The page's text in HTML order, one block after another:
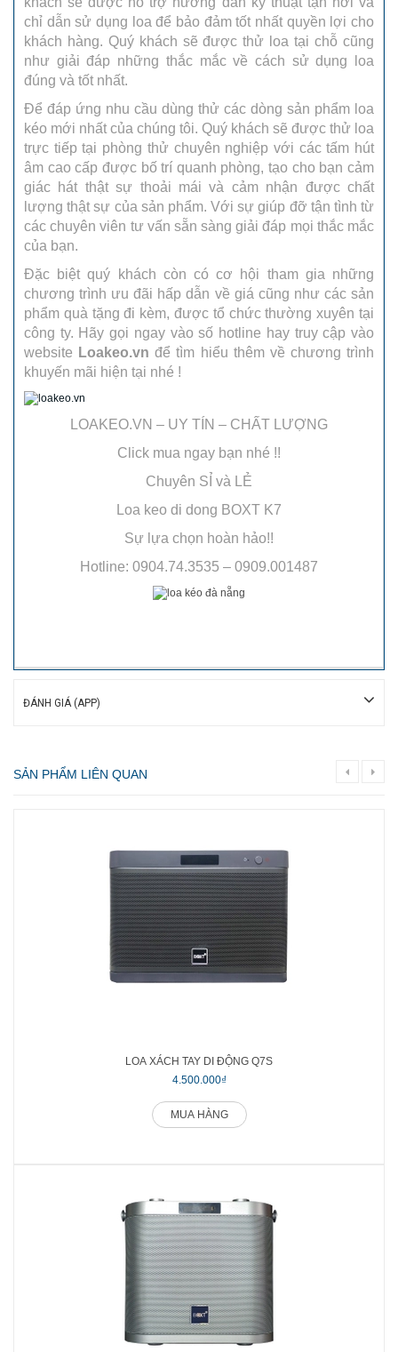
chỉ dẫn sử dụng loa để bảo đảm tốt nhất quyền lợi cho
khách hàng. Quý khách sẽ được thử loa tại chỗ cũng
như giải đáp những thắc mắc về cách sử dụng loa
đúng và tốt nhất.
Để đáp ứng nhu cầu dùng thử các dòng sản phẩm loa
kéo mới nhất của chúng tôi. Quý khách sẽ được thử loa
trực tiếp tại phòng thử chuyên nghiệp với các tấm hút
âm cao cấp được bố trí quanh phòng, tạo cho bạn cảm
giác hát thật sự thoải mái và cảm nhận được chất
lượng thật sự của sản phẩm. Với sự giúp đỡ tận tình từ
các chuyên viên tư vấn sẵn sàng giải đáp mọi thắc mắc
của bạn.
Đặc biệt quý khách còn có cơ hội tham gia những
chương trình ưu đãi hấp dẫn về giá cũng như các sản
phẩm quà tặng đi kèm, được tổ chức thường xuyên tại
công ty. Hãy gọi ngay vào số hotline hay truy cập vào
website Loakeo.vn để tìm hiểu thêm về chương trình
khuyến mãi hiện tại nhé !
LOAKEO.VN – UY TÍN – CHẤT LƯỢNG
Click mua ngay bạn nhé !!
Chuyên SỈ và LẺ
Loa keo di dong BOXT K7
Sự lựa chọn hoàn hảo!!
Hotline: 0904.74.3535 – 0909.001487
ĐÁNH GIÁ (APP)
SẢN PHẨM LIÊN QUAN
LOA XÁCH TAY DI ĐỘNG Q7S
4.500.000₫
MUA HÀNG